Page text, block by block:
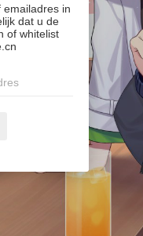
emailadres in
dat u de
of whitelist